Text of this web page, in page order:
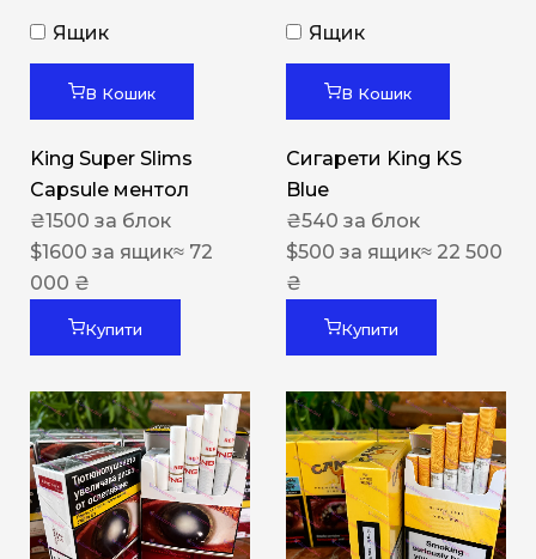
Ящик
В Кошик
King Super Slims
Capsule ментол
₴1500 за блок
$1600 за ящик≈ 72
000 ₴
Купити
Ящик
В Кошик
Сигарети King KS
Blue
₴540 за блок
$500 за ящик≈ 22 500
₴
Купити